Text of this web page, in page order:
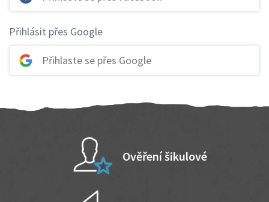
Přihlásit přes Google
Přihlaste se přes Google
Ověření šikulové